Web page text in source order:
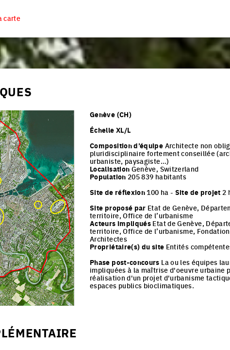
carte
Genève (CH)
Échelle XL/L
Composition d’équipe Architecte non
pluridisciplinaire fortement conseillée
urbaniste, paysagiste…)
Localisation Genève, Switzerland
Population 205 839 habitants
Site de réflexion100 ha - Site de projet 2
Site proposé par Etat de Genève,
territoire, Office de l’urbanisme
Acteurs impliqués Etat de Genève,
territoire, Office de l’urbanisme,
Architectes
Propriétaire(s) du site Entités
Phase post-concours La ou les équipes
impliquées à la maîtrise d'oeuvre urbaine
réalisation d'un projet d'urbanisme
espaces publics bioclimatiques.